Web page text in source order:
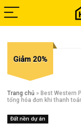
Giảm 20%
Trang chủ » Best Western
tổng hóa đơn khi thanh
Đất nền dự án